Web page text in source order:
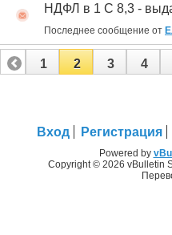
НДФЛ в 1 С 8,3 -
Последнее сообщение от
1 2 3 4
Вход Регистрация
Powered by
Copyright © 2026 vBulletin